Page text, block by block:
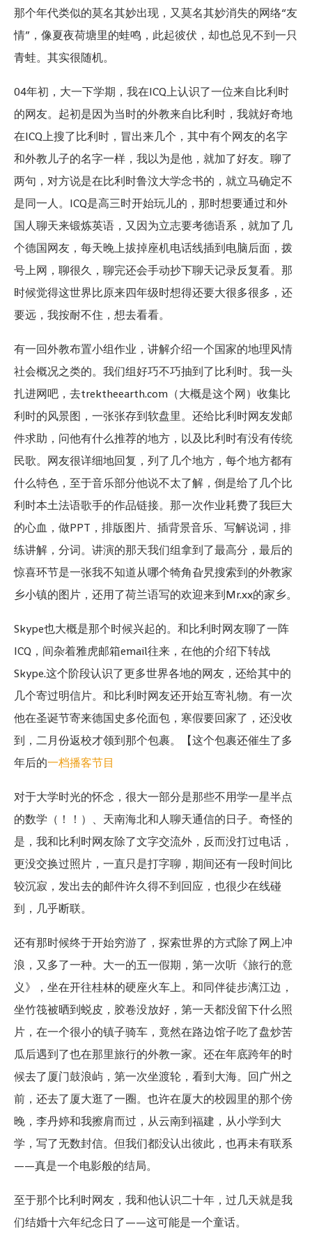
那个年代类似的莫名其妙出现，又莫名其妙消失的网络“友
情”，像夏夜荷塘里的蛙鸣，此起彼伏，却也总见不到一只
青蛙。其实很随机。
04年初，大一下学期，我在ICQ上认识了一位来自比利时
的网友。起初是因为当时的外教来自比利时，我就好奇地
在ICQ上搜了比利时，冒出来几个，其中有个网友的名字
和外教儿子的名字一样，我以为是他，就加了好友。聊了
两句，对方说是在比利时鲁汶大学念书的，就立马确定不
是同一人。ICQ是高三时开始玩儿的，那时想要通过和外
国人聊天来锻炼英语，又因为立志要考德语系，就加了几
个德国网友，每天晚上拔掉座机电话线插到电脑后面，拨
号上网，聊很久，聊完还会手动抄下聊天记录反复看。那
时候觉得这世界比原来四年级时想得还要大很多很多，还
要远，我按耐不住，想去看看。
有一回外教布置小组作业，讲解介绍一个国家的地理风情
社会概况之类的。我们组好巧不巧抽到了比利时。我一头
扎进网吧，去trektheearth.com（大概是这个网）收集比
利时的风景图，一张张存到软盘里。还给比利时网友发邮
件求助，问他有什么推荐的地方，以及比利时有没有传统
民歌。网友很详细地回复，列了几个地方，每个地方都有
什么特色，至于音乐部分他说不太了解，倒是给了几个比
利时本土法语歌手的作品链接。那一次作业耗费了我巨大
的心血，做PPT，排版图片、插背景音乐、写解说词，排
练讲解，分词。讲演的那天我们组拿到了最高分，最后的
惊喜环节是一张我不知道从哪个犄角旮旯搜索到的外教家
乡小镇的图片，还用了荷兰语写的欢迎来到Mr.xx的家乡。
Skype也大概是那个时候兴起的。和比利时网友聊了一阵
ICQ，间杂着雅虎邮箱email往来，在他的介绍下转战
Skype.这个阶段认识了更多世界各地的网友，还给其中的
几个寄过明信片。和比利时网友还开始互寄礼物。有一次
他在圣诞节寄来德国史多伦面包，寒假要回家了，还没收
到，二月份返校才领到那个包裹。【这个包裹还催生了多
年后的一档播客节目
对于大学时光的怀念，很大一部分是那些不用学一星半点
的数学（！！）、天南海北和人聊天通信的日子。奇怪的
是，我和比利时网友除了文字交流外，反而没打过电话，
更没交换过照片，一直只是打字聊，期间还有一段时间比
较沉寂，发出去的邮件许久得不到回应，也很少在线碰
到，几乎断联。
还有那时候终于开始穷游了，探索世界的方式除了网上冲
浪，又多了一种。大一的五一假期，第一次听《旅行的意
义》，坐在开往桂林的硬座火车上。和同伴徒步漓江边，
坐竹筏被晒到蜕皮，胶卷没放好，第一天都没留下什么照
片，在一个很小的镇子骑车，竟然在路边馆子吃了盘炒苦
瓜后遇到了也在那里旅行的外教一家。还在年底跨年的时
候去了厦门鼓浪屿，第一次坐渡轮，看到大海。回广州之
前，还去了厦大逛了一圈。也许在厦大的校园里的那个傍
晚，李丹婷和我擦肩而过，从云南到福建，从小学到大
学，写了无数封信。但我们都没认出彼此，也再未有联系
——真是一个电影般的结局。
至于那个比利时网友，我和他认识二十年，过几天就是我
们结婚十六年纪念日了——这可能是一个童话。